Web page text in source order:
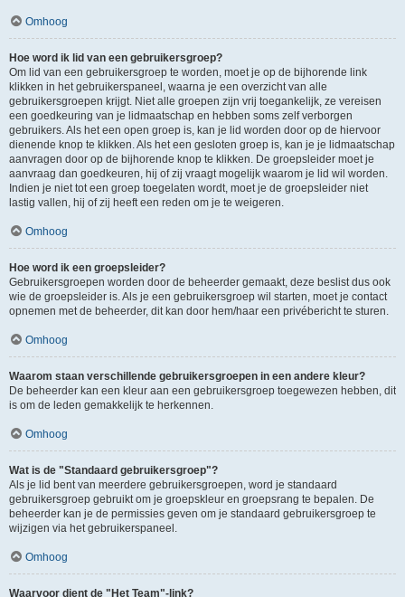
Omhoog
Hoe word ik lid van een gebruikersgroep?
Om lid van een gebruikersgroep te worden, moet je op de bijhorende link
klikken in het gebruikerspaneel, waarna je een overzicht van alle
gebruikersgroepen krijgt. Niet alle groepen zijn vrij toegankelijk, ze vereisen
een goedkeuring van je lidmaatschap en hebben soms zelf verborgen
gebruikers. Als het een open groep is, kan je lid worden door op de hiervoor
dienende knop te klikken. Als het een gesloten groep is, kan je je lidmaatschap
aanvragen door op de bijhorende knop te klikken. De groepsleider moet je
aanvraag dan goedkeuren, hij of zij vraagt mogelijk waarom je lid wil worden.
Indien je niet tot een groep toegelaten wordt, moet je de groepsleider niet
lastig vallen, hij of zij heeft een reden om je te weigeren.
Omhoog
Hoe word ik een groepsleider?
Gebruikersgroepen worden door de beheerder gemaakt, deze beslist dus ook
wie de groepsleider is. Als je een gebruikersgroep wil starten, moet je contact
opnemen met de beheerder, dit kan door hem/haar een privébericht te sturen.
Omhoog
Waarom staan verschillende gebruikersgroepen in een andere kleur?
De beheerder kan een kleur aan een gebruikersgroep toegewezen hebben, dit
is om de leden gemakkelijk te herkennen.
Omhoog
Wat is de "Standaard gebruikersgroep"?
Als je lid bent van meerdere gebruikersgroepen, word je standaard
gebruikersgroep gebruikt om je groepskleur en groepsrang te bepalen. De
beheerder kan je de permissies geven om je standaard gebruikersgroep te
wijzigen via het gebruikerspaneel.
Omhoog
Waarvoor dient de "Het Team"-link?